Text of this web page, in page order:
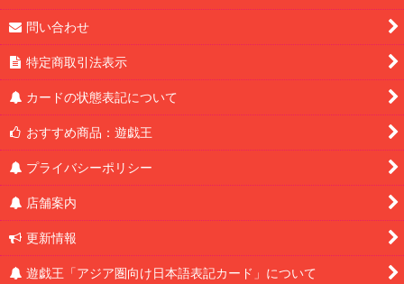
問い合わせ
特定商取引法表示
カードの状態表記について
おすすめ商品：遊戯王
プライバシーポリシー
店舗案内
更新情報
遊戯王「アジア圏向け日本語表記カード」について